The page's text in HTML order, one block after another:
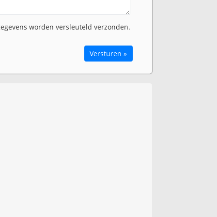
worden versleuteld verzonden.
Versturen »